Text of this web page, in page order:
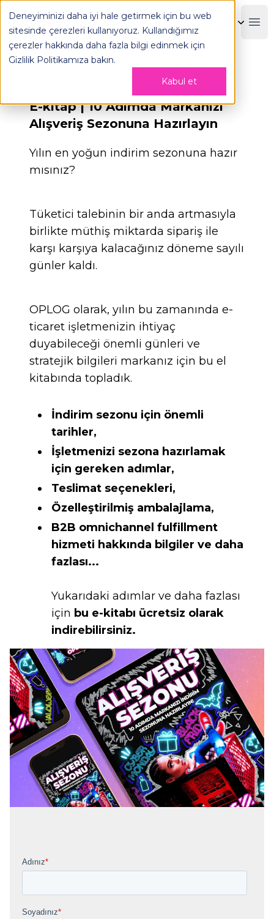
Deneyiminizi daha iyi hale getirmek için bu web
sitesinde çerezleri kullanıyoruz. Kullandığımız
çerezler hakkında daha fazla bilgi edinmek için
Gizlilik Politikamıza bakın.
Kabul et
OPLOG
E-kitap | 10 Adımda Markanızı
Alışveriş Sezonuna Hazırlayın
Yılın en yoğun indirim sezonuna hazır
mısınız?
Tüketici talebinin bir anda artmasıyla
birlikte müthiş miktarda sipariş ile
karşı karşıya kalacağınız döneme sayılı
günler kaldı.
OPLOG olarak, yılın bu zamanında e-
ticaret işletmenizin ihtiyaç
duyabileceği önemli günleri ve
stratejik bilgileri markanız için bu el
kitabında topladık.
İndirim sezonu için önemli
tarihler,
İşletmenizi sezona hazırlamak
için gereken adımlar,
Teslimat seçenekleri,
Özelleştirilmiş ambalajlama,
B2B omnichannel fulfillment
hizmeti hakkında bilgiler ve daha
fazlası...
Yukarıdaki adımlar ve daha fazlası
için bu e-kitabı ücretsiz olarak
indirebilirsiniz.